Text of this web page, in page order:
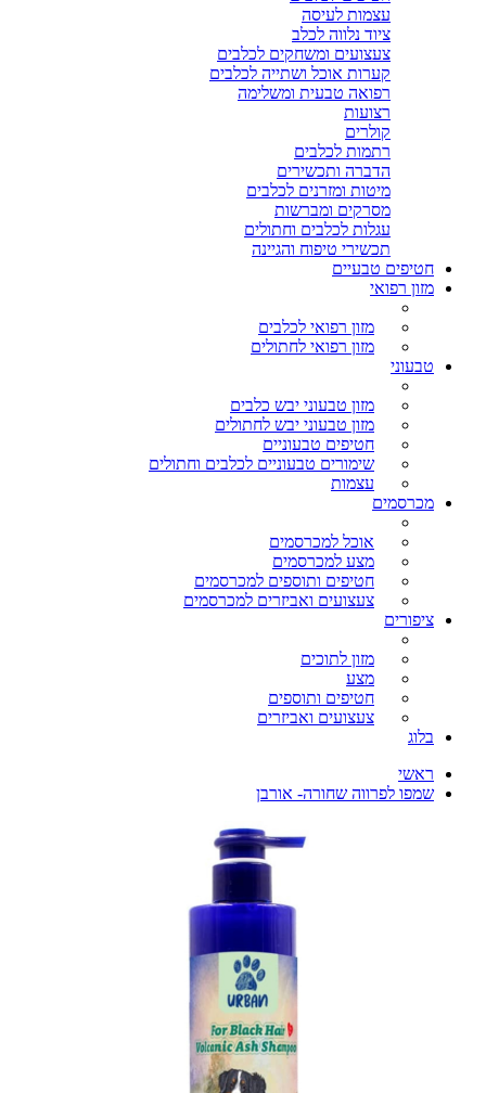
עצמות לעיסה
ציוד נלווה לכלב
צעצועים ומשחקים לכלבים
קערות אוכל ושתייה לכלבים
רפואה טבעית ומשלימה
רצועות
קולרים
רתמות לכלבים
הדברה ותכשירים
מיטות ומזרנים לכלבים
מסרקים ומברשות
עגלות לכלבים וחתולים
תכשירי טיפוח והגיינה
חטיפים טבעיים
מזון רפואי
מזון רפואי לכלבים
מזון רפואי לחתולים
טבעוני
מזון טבעוני יבש כלבים
מזון טבעוני יבש לחתולים
חטיפים טבעוניים
שימורים טבעוניים לכלבים וחתולים
עצמות
מכרסמים
אוכל למכרסמים
מצע למכרסמים
חטיפים ותוספים למכרסמים
צעצועים ואביזרים למכרסמים
ציפורים
מזון לתוכים
מצע
חטיפים ותוספים
צעצועים ואביזרים
בלוג
ראשי
שמפו לפרווה שחורה- אורבן